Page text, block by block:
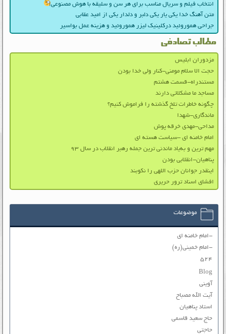
انتخاب فیلم و سریال مناسب برای هر سن و سلیقه با هوش مصنوعی
متن آهنگ خدا یکی یار یکی دلبر و دلدار یکی از امید عقابی
جراحی هموروئید درکلینیک لیزر هموروئید و هزینه عمل بواسیر
مطالب تصادفی
مزدوران ابلیس
حجت الا سلام مومنی-کنار ولی خدا بودن
مستندراه-قسمت هشتم
مساجد ما مشکلاتی دارند
چگونه خاطرات تلخ گذشته را فراموش کنیم؟
ماندگاری-شهدا
مداحی-مهدی خرقه پوش
امام خامنه ای -سیاست هسته ای
مهم‌ ترین و به‌یاد ماندنی‌ ترین جمله‌ رهبر انقلاب در سال ۹۳
پناهیان-انقلابی بودن
اینقدر جوانان حزب‌ اللهی را نکوبند
افشای اسناد ترور حریری
موضوعات
-امام خامنه ای
-امام خمینی(ره)
۵۲۴
Blog
آوینی
آیت الله مصباح
استاد پناهیان
حاج سعید قاسمی
حاجتی